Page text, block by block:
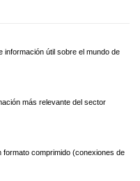
información útil sobre el mundo de
más relevante del sector
formato comprimido (conexiones de